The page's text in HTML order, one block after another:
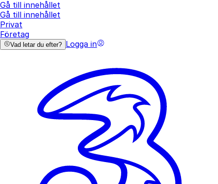
Gå till innehållet
Gå till innehållet
Privat
Företag
Vad letar du efter? Logga in